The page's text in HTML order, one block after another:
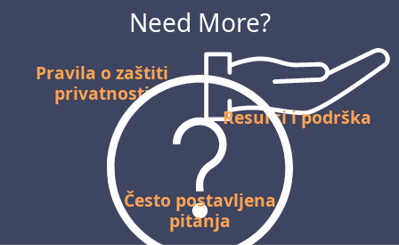
Need More?
Pravila o zaštiti
privatnosti
Resursi i podrška
Često postavljena
pitanja